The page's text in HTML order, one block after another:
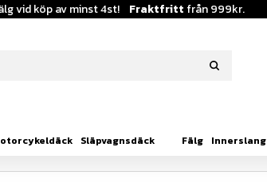
vid köp av minst 4st! Fraktfritt från 999kr.
Släpvagnsdäck Fälg Innerslang